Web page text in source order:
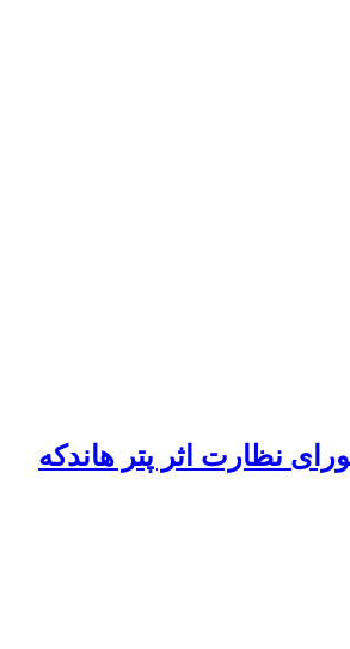
نظارت اثر پتر هاندکه